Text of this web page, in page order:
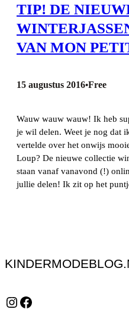
TIP! DE
VAN MON
15 augustus 2016•Free
Wauw wauw wauw! Ik heb
je wil delen. Weet je nog dat
vertelde over het onwijs
Loup? De nieuwe collectie
staan vanaf vanavond (!)
jullie delen! Ik zit op het
Instagram Facebook